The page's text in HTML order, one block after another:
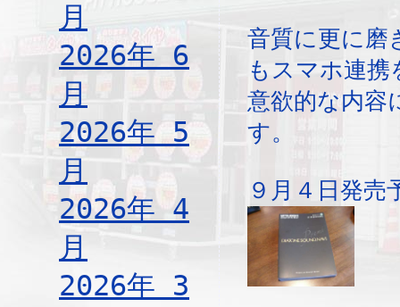
月
2026年 6
月
2026年 5
月
2026年 4
月
2026年 3
音質に更に磨
もスマホ連
意欲的な内容
す。
９月４日発売